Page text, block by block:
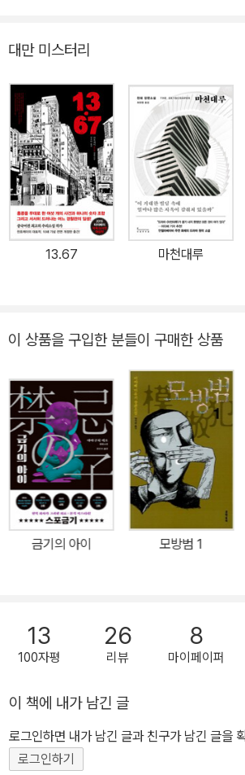
을 파고든 타이완의 대표적인 젊은 여성 작가
소설 《죽음의 로그인》이 위즈덤하우스에서
당한 뒤 사람의 죽음을 예견할 수 있는 ‘검은
‘천신한’과, 가정과 학교에서 내몰려 평범한 행
아가는 ‘루이안’은 서로가 서로에게 유일한 친
없지만 온라인 게임에서 깊은 우정을 나눠온
면한 날, 천신한은 루이안에게서 죽음의 안개
살리기 위해 최근 행적을 쫓던 천신한은 곧 루
남자 친구가 위험인물이라는 것을 감지하고
단서를 찾아 인터넷과 현실을 오가기 시작한
말에 유일하게 귀 기울여주는 곳. 그곳에는 애
은 죽거나 구원받는다. 마치 현실에서 그러한 것처럼. 스무
천신한은 의심할 바 없이 부모님의 자랑거리
한은 가족의 수치가 되었다 인간은 누구나 아주 작은 차이로 성공자
또는 낙오자가 될 수 있다. 하지만 사회는 낙오
기다려주지 않는다. 모두에게 인정받던 우등생
겪은 뒤, 죽음을 앞둔 사람의 몸에서 ‘검은 안
얻는다. 믿고 따르던 팀장의 몸을 감싼 검은
살릴 기회를 놓치고, 죽어나가는 사람들을 지
을 알면서도 서로에게 그러나 사실은 천신한
쏟아낸다. 천신한의 활동 반경은 집에서 자신
지고 이제 그가 도망칠 곳은 게임 또는 죽음뿐
머니와 아버지가 이혼한 뒤, 새엄마의 눈칫밥을
정에서 누리는 행복”은 가져보지 못한 채, 대학
바이트를 하며 살아간다. 가까운 지인이라고는
대만 미스터리
13.67 마천대루
이 상품을 구입한 분들이 구매한 상품
금기의 아이 모방범 1
13
100자평
26
리뷰
8
마이페이퍼
이 책에 내가 남긴 글
로그인하면 내가 남긴 글과 친구가 남긴 글을
로그인하기